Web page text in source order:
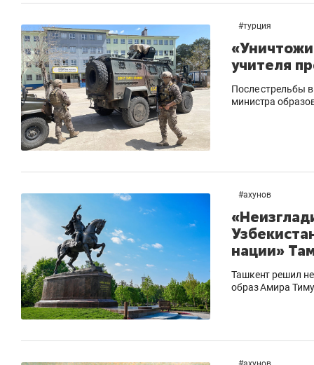
#турция
учителя
После стрельбы
министра
#ахунов
нации»
Ташкент решил
образ Амира